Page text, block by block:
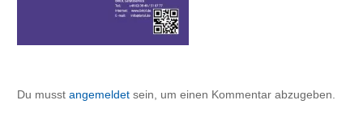
Du musst angemeldet sein, um einen Kommentar abzugeben.